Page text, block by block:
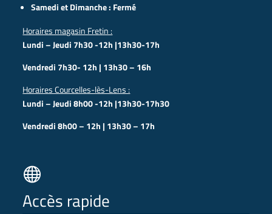
Samedi et Dimanche : Fermé
Horaires magasin Fretin :
Lundi – Jeudi 7h30 -12h |13h30-17h
Vendredi 7h30- 12h | 13h30 – 16h
Horaires Courcelles-lès-Lens :
Lundi – Jeudi 8h00 -12h |13h30-17h30
Vendredi 8h00 – 12h | 13h30 – 17h

Accès rapide